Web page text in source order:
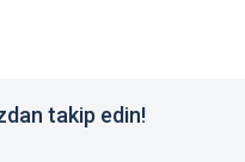
takip edin!